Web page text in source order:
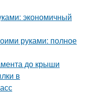
экономичный
руками: полное
до крыши
в